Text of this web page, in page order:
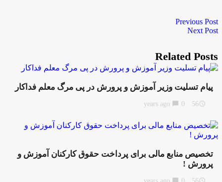
Previous Post
Next Post
Related Posts
پیام تسلیت وزیر آموزش و پرورش در پی مرگ معلم فداکار
access_time
56 years ago
chat_bubble
تخصیص منابع مالی برای پرداخت حقوق کارکنان آموزش و
پرورش !
access_time
chat_bubble